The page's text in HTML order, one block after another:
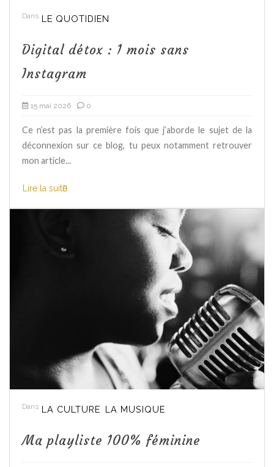
Dans LE QUOTIDIEN
Digital détox : 1 mois sans
Instagram
15 mai 2026 0
Ce n’est pas la première fois que j’aborde le sujet de la
déconnexion sur ce blog, tu peux notamment retrouver
mon article...
Lire la suite
Dans LA CULTURE LA MUSIQUE
Ma playliste 100% féminine